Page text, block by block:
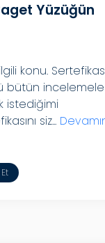
Yüzüğün
konu.
bütün
istediğimi
siz...